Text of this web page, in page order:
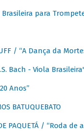
Brasileira para
/ “A Dança da
Bach - Viola
Anos”
BATUQUEBATO
PAQUETÁ / “Roda de